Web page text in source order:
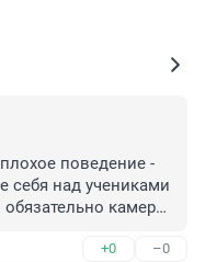
поведение -
себя над учениками
камеры
+0 –0